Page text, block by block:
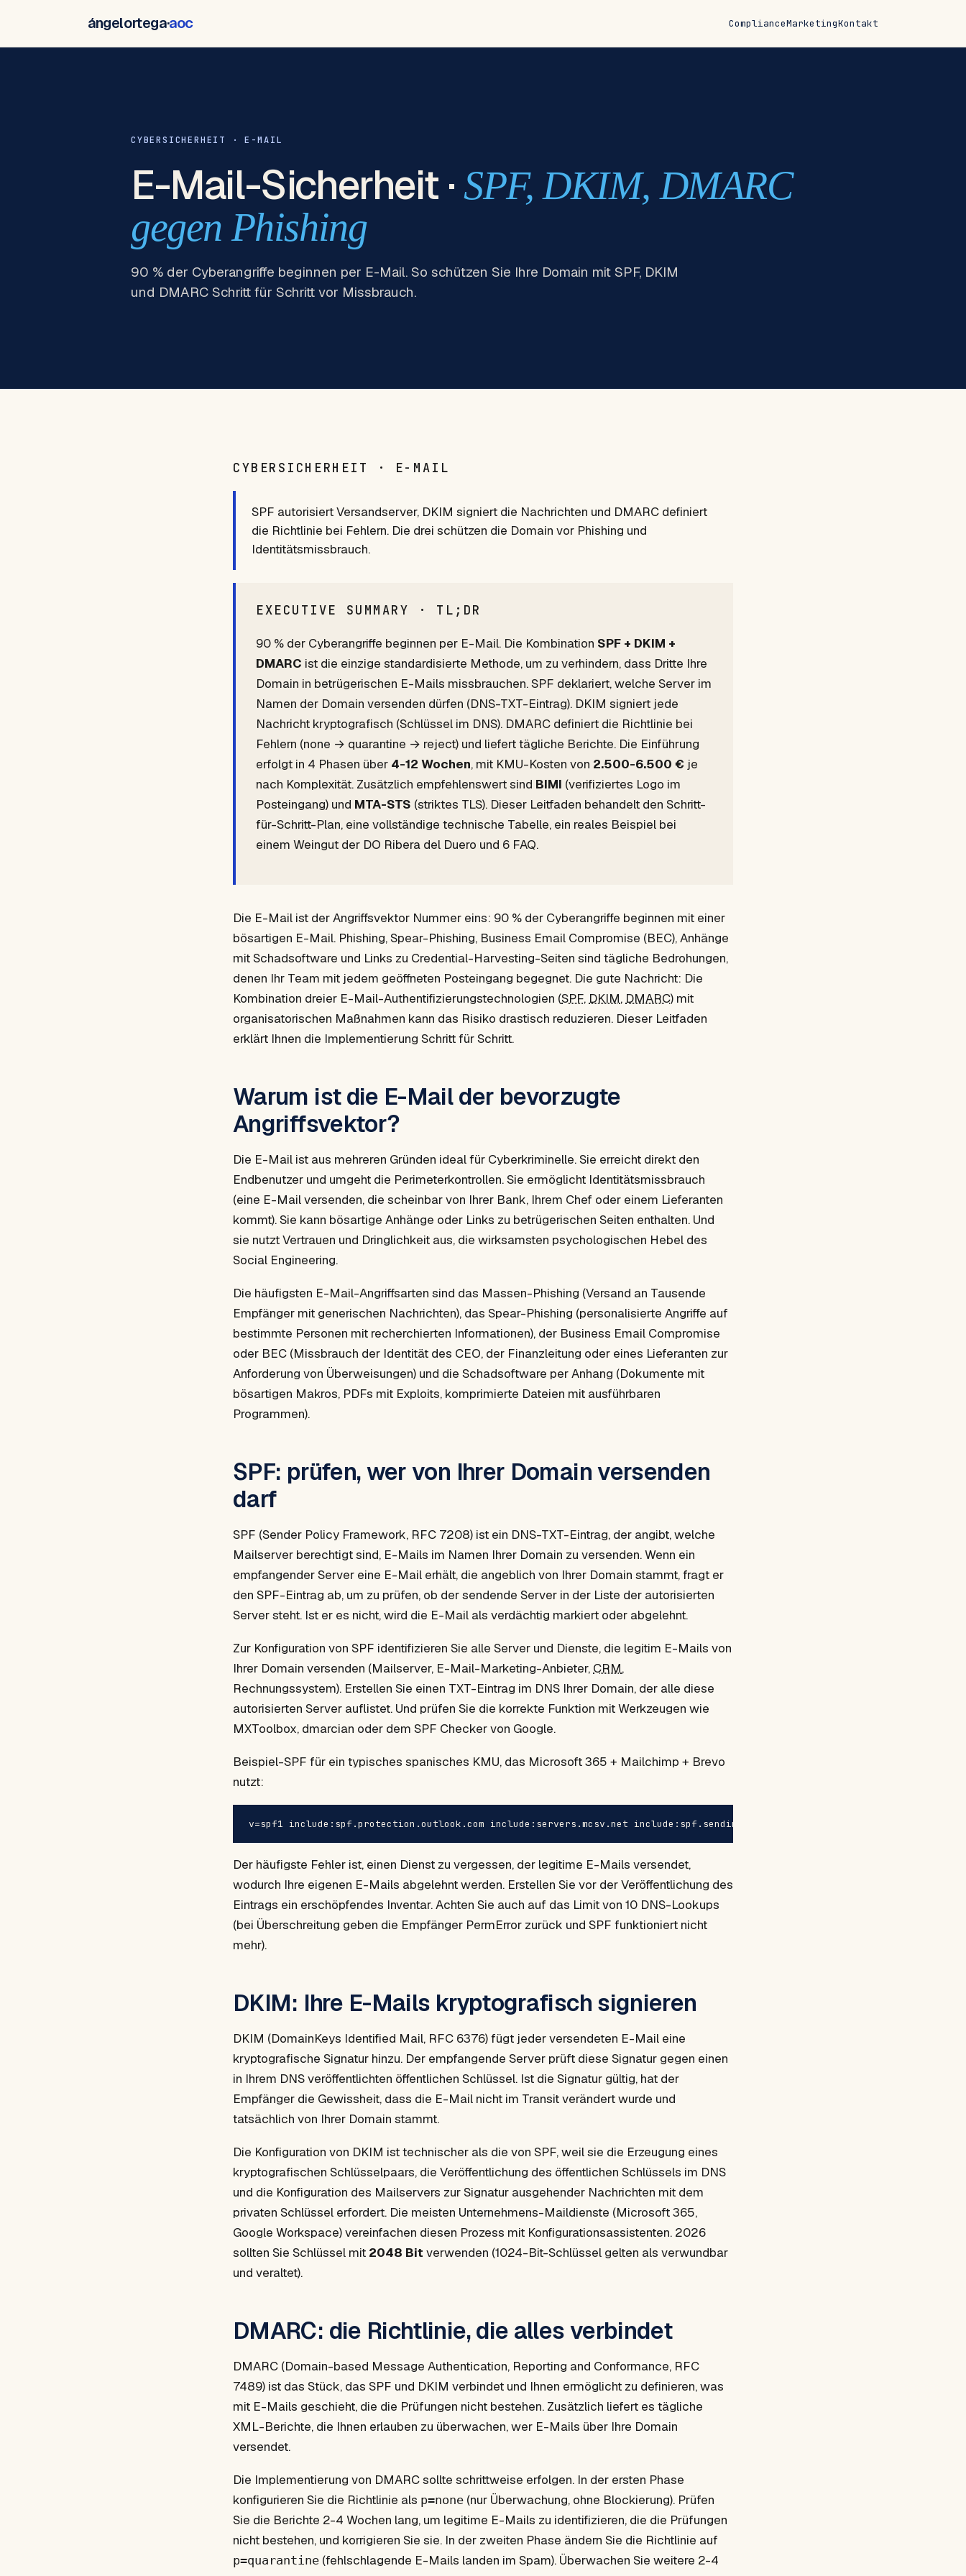
ángelortega·aoc ComplianceMarketingKontakt
CYBERSICHERHEIT · E-MAIL
E-Mail-Sicherheit · SPF, DKIM, DMARC
gegen Phishing
90 % der Cyberangriffe beginnen per E-Mail. So schützen Sie Ihre Domain mit SPF, DKIM
und DMARC Schritt für Schritt vor Missbrauch.
CYBERSICHERHEIT · E-MAIL
SPF autorisiert Versandserver, DKIM signiert die Nachrichten und DMARC definiert
die Richtlinie bei Fehlern. Die drei schützen die Domain vor Phishing und
Identitätsmissbrauch.
EXECUTIVE SUMMARY · TL;DR
90 % der Cyberangriffe beginnen per E-Mail. Die Kombination SPF + DKIM +
DMARC ist die einzige standardisierte Methode, um zu verhindern, dass Dritte Ihre
Domain in betrügerischen E-Mails missbrauchen. SPF deklariert, welche Server im
Namen der Domain versenden dürfen (DNS-TXT-Eintrag). DKIM signiert jede
Nachricht kryptografisch (Schlüssel im DNS). DMARC definiert die Richtlinie bei
Fehlern (none → quarantine → reject) und liefert tägliche Berichte. Die Einführung
erfolgt in 4 Phasen über 4-12 Wochen, mit KMU-Kosten von 2.500-6.500 € je
nach Komplexität. Zusätzlich empfehlenswert sind BIMI (verifiziertes Logo im
Posteingang) und MTA-STS (striktes TLS). Dieser Leitfaden behandelt den Schritt-
für-Schritt-Plan, eine vollständige technische Tabelle, ein reales Beispiel bei
einem Weingut der DO Ribera del Duero und 6 FAQ.
Die E-Mail ist der Angriffsvektor Nummer eins: 90 % der Cyberangriffe beginnen mit einer
bösartigen E-Mail. Phishing, Spear-Phishing, Business Email Compromise (BEC), Anhänge
mit Schadsoftware und Links zu Credential-Harvesting-Seiten sind tägliche Bedrohungen,
denen Ihr Team mit jedem geöffneten Posteingang begegnet. Die gute Nachricht: Die
Kombination dreier E-Mail-Authentifizierungstechnologien (SPF, DKIM, DMARC) mit
organisatorischen Maßnahmen kann das Risiko drastisch reduzieren. Dieser Leitfaden
erklärt Ihnen die Implementierung Schritt für Schritt.
Warum ist die E-Mail der bevorzugte
Angriffsvektor?
Die E-Mail ist aus mehreren Gründen ideal für Cyberkriminelle. Sie erreicht direkt den
Endbenutzer und umgeht die Perimeterkontrollen. Sie ermöglicht Identitätsmissbrauch
(eine E-Mail versenden, die scheinbar von Ihrer Bank, Ihrem Chef oder einem Lieferanten
kommt). Sie kann bösartige Anhänge oder Links zu betrügerischen Seiten enthalten. Und
sie nutzt Vertrauen und Dringlichkeit aus, die wirksamsten psychologischen Hebel des
Social Engineering.
Die häufigsten E-Mail-Angriffsarten sind das Massen-Phishing (Versand an Tausende
Empfänger mit generischen Nachrichten), das Spear-Phishing (personalisierte Angriffe auf
bestimmte Personen mit recherchierten Informationen), der Business Email Compromise
oder BEC (Missbrauch der Identität des CEO, der Finanzleitung oder eines Lieferanten zur
Anforderung von Überweisungen) und die Schadsoftware per Anhang (Dokumente mit
bösartigen Makros, PDFs mit Exploits, komprimierte Dateien mit ausführbaren
Programmen).
SPF: prüfen, wer von Ihrer Domain versenden
darf
SPF (Sender Policy Framework, RFC 7208) ist ein DNS-TXT-Eintrag, der angibt, welche
Mailserver berechtigt sind, E-Mails im Namen Ihrer Domain zu versenden. Wenn ein
empfangender Server eine E-Mail erhält, die angeblich von Ihrer Domain stammt, fragt er
den SPF-Eintrag ab, um zu prüfen, ob der sendende Server in der Liste der autorisierten
Server steht. Ist er es nicht, wird die E-Mail als verdächtig markiert oder abgelehnt.
Zur Konfiguration von SPF identifizieren Sie alle Server und Dienste, die legitim E-Mails von
Ihrer Domain versenden (Mailserver, E-Mail-Marketing-Anbieter, CRM,
Rechnungssystem). Erstellen Sie einen TXT-Eintrag im DNS Ihrer Domain, der alle diese
autorisierten Server auflistet. Und prüfen Sie die korrekte Funktion mit Werkzeugen wie
MXToolbox, dmarcian oder dem SPF Checker von Google.
Beispiel-SPF für ein typisches spanisches KMU, das Microsoft 365 + Mailchimp + Brevo
nutzt:
v=spf1 include:spf.protection.outlook.com include:servers.mcsv.net include:spf.sendinblue.com -all
Der häufigste Fehler ist, einen Dienst zu vergessen, der legitime E-Mails versendet,
wodurch Ihre eigenen E-Mails abgelehnt werden. Erstellen Sie vor der Veröffentlichung des
Eintrags ein erschöpfendes Inventar. Achten Sie auch auf das Limit von 10 DNS-Lookups
(bei Überschreitung geben die Empfänger PermError zurück und SPF funktioniert nicht
mehr).
DKIM: Ihre E-Mails kryptografisch signieren
DKIM (DomainKeys Identified Mail, RFC 6376) fügt jeder versendeten E-Mail eine
kryptografische Signatur hinzu. Der empfangende Server prüft diese Signatur gegen einen
in Ihrem DNS veröffentlichten öffentlichen Schlüssel. Ist die Signatur gültig, hat der
Empfänger die Gewissheit, dass die E-Mail nicht im Transit verändert wurde und
tatsächlich von Ihrer Domain stammt.
Die Konfiguration von DKIM ist technischer als die von SPF, weil sie die Erzeugung eines
kryptografischen Schlüsselpaars, die Veröffentlichung des öffentlichen Schlüssels im DNS
und die Konfiguration des Mailservers zur Signatur ausgehender Nachrichten mit dem
privaten Schlüssel erfordert. Die meisten Unternehmens-Maildienste (Microsoft 365,
Google Workspace) vereinfachen diesen Prozess mit Konfigurationsassistenten. 2026
sollten Sie Schlüssel mit 2048 Bit verwenden (1024-Bit-Schlüssel gelten als verwundbar
und veraltet).
DMARC: die Richtlinie, die alles verbindet
DMARC (Domain-based Message Authentication, Reporting and Conformance, RFC
7489) ist das Stück, das SPF und DKIM verbindet und Ihnen ermöglicht zu definieren, was
mit E-Mails geschieht, die die Prüfungen nicht bestehen. Zusätzlich liefert es tägliche
XML-Berichte, die Ihnen erlauben zu überwachen, wer E-Mails über Ihre Domain
versendet.
Die Implementierung von DMARC sollte schrittweise erfolgen. In der ersten Phase
konfigurieren Sie die Richtlinie als p=none (nur Überwachung, ohne Blockierung). Prüfen
Sie die Berichte 2-4 Wochen lang, um legitime E-Mails zu identifizieren, die die Prüfungen
nicht bestehen, und korrigieren Sie sie. In der zweiten Phase ändern Sie die Richtlinie auf
p=quarantine (fehlschlagende E-Mails landen im Spam). Überwachen Sie weitere 2-4